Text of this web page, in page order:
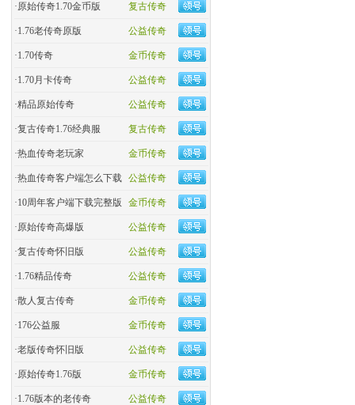
复古传奇
·原始传奇1.70金币版
公益传奇
·1.76老传奇原版
金币传奇
·1.70传奇
公益传奇
·1.70月卡传奇
公益传奇
·精品原始传奇
复古传奇
·复古传奇1.76经典服
金币传奇
·热血传奇老玩家
公益传奇
·热血传奇客户端怎么下载
金币传奇
·10周年客户端下载完整版
公益传奇
·原始传奇高爆版
公益传奇
·复古传奇怀旧版
公益传奇
·1.76精品传奇
金币传奇
·散人复古传奇
金币传奇
·176公益服
公益传奇
·老版传奇怀旧版
金币传奇
·原始传奇1.76版
公益传奇
·1.76版本的老传奇